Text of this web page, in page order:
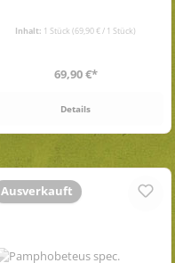
Inhalt: 1 Stück (69,90 € / 1 Stück)
Regulärer Preis:
69,90 €*
Details
Ausverkauft